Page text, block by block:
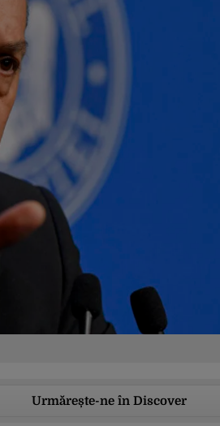
Urmărește-ne în Discover